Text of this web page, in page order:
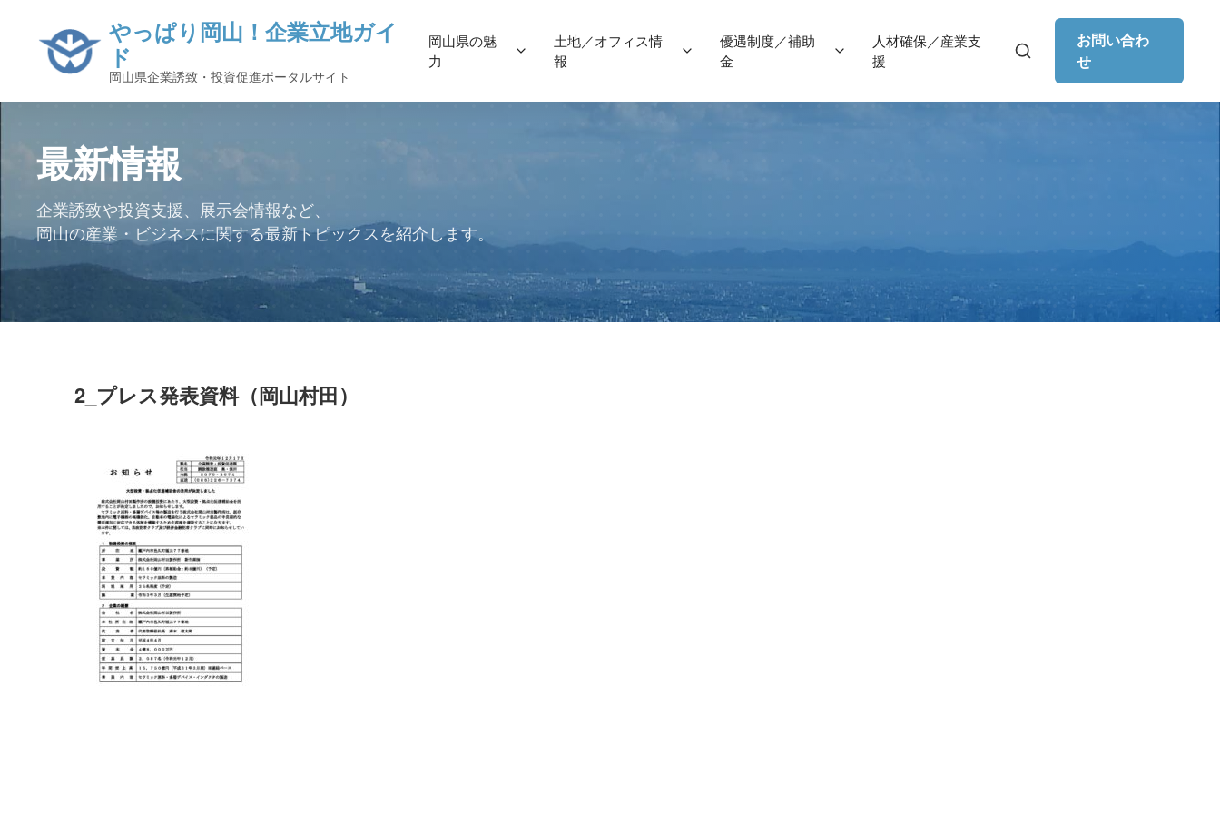
やっぱり岡山！企業立地ガイ
ド
岡山県企業誘致・投資促進ポータルサイト
岡山県の魅
力
土地／オフィス情
報
優遇制度／補助
金
人材確保／産業支
援
お問い合わ
せ
最新情報
企業誘致や投資支援、展示会情報など、
岡山の産業・ビジネスに関する最新トピックスを紹介します。
2_プレス発表資料（岡山村田）